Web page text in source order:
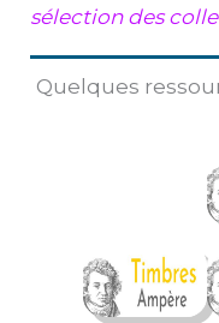
sélection des
Quelques